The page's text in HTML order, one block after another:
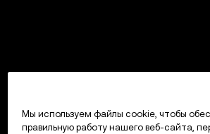
Мы используем файлы cookie, чтобы
правильную работу нашего веб-сайта,